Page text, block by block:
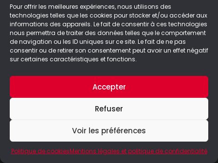
Pour offrir les meilleures expériences, nous utilisons des
technologies telles que les cookies pour stocker et/ou accéder aux
informations des appareils. Le fait de consentir à ces technologies
nous permettra de traiter des données telles que le comportement
de navigation ou les ID uniques sur ce site. Le fait de ne pas
consentir ou de retirer son consentement peut avoir un effet négatif
sur certaines caractéristiques et fonctions.
Accepter
Refuser
Voir les préférences
Politique de cookiesMentions légales et politique de confidentialité
concept d’escape game qui reprend les
mêmes principes des livres dont vous
LIRE LA SUITE
18/02/2024
confidentialité